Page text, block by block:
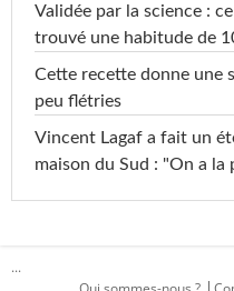
Validée par la science :
trouvé une habitude de
Cette recette donne une
peu flétries
Vincent Lagaf a fait un
maison du Sud : "On a la
...